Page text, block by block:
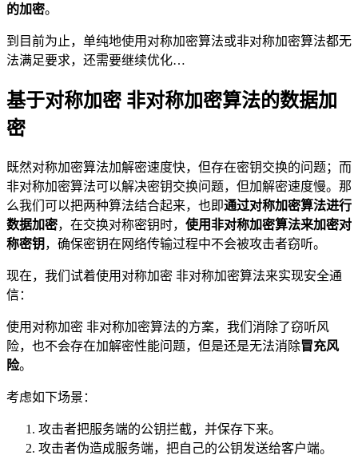
的加密。
到目前为止，单纯地使用对称加密算法或非对称加密算法都无
法满足要求，还需要继续优化…
基于对称加密 非对称加密算法的数据加
密
既然对称加密算法加解密速度快，但存在密钥交换的问题；而
非对称加密算法可以解决密钥交换问题，但加解密速度慢。那
么我们可以把两种算法结合起来，也即通过对称加密算法进行
数据加密，在交换对称密钥时， 使用非对称加密算法来加密对
称密钥 ，确保密钥在网络传输过程中不会被攻击者窃听。
现在，我们试着使用对称加密 非对称加密算法来实现安全通
信：
使用对称加密 非对称加密算法的方案，我们消除了窃听风
险，也不会存在加解密性能问题，但是还是无法消除冒充风
险。
考虑如下场景：
攻击者把服务端的公钥拦截，并保存下来。
攻击者伪造成服务端，把自己的公钥发送给客户端。